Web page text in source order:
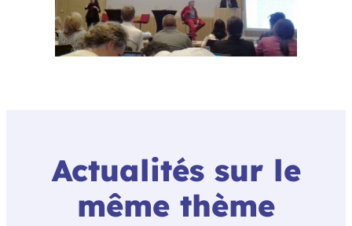
Actualités sur le
même thème